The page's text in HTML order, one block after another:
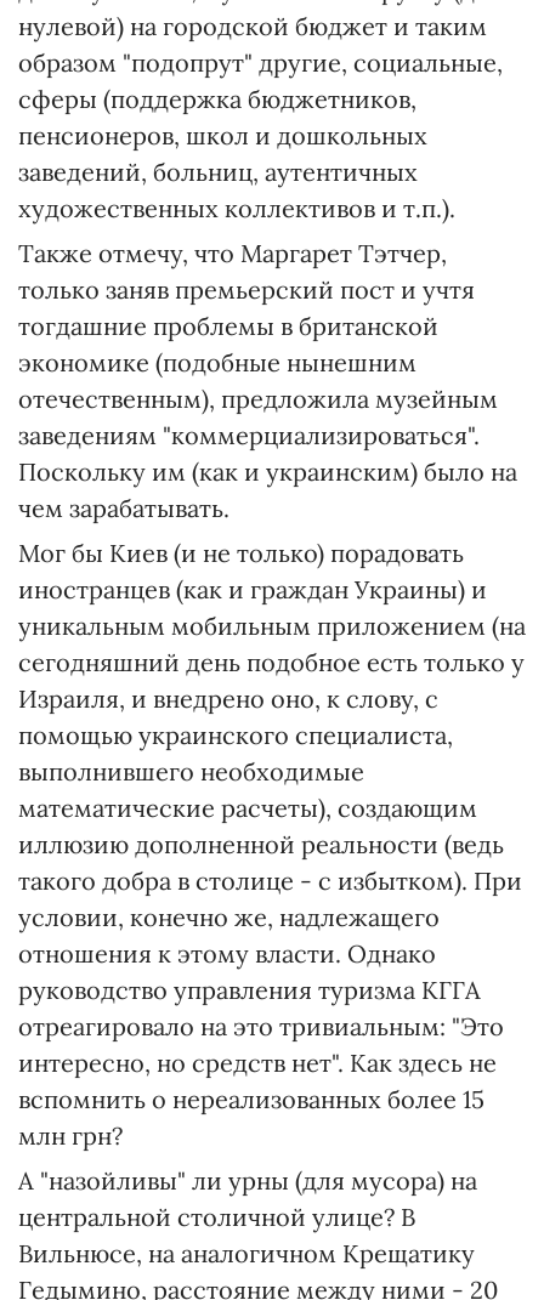
нулевой) на городской бюджет и таким
образом "подопрут" другие, социальные,
сферы (поддержка бюджетников,
пенсионеров, школ и дошкольных
заведений, больниц, аутентичных
художественных коллективов и т.п.).
Также отмечу, что Маргарет Тэтчер,
только заняв премьерский пост и учтя
тогдашние проблемы в британской
экономике (подобные нынешним
отечественным), предложила музейным
заведениям "коммерциализироваться".
Поскольку им (как и украинским) было на
чем зарабатывать.
Мог бы Киев (и не только) порадовать
иностранцев (как и граждан Украины) и
уникальным мобильным приложением (на
сегодняшний день подобное есть только у
Израиля, и внедрено оно, к слову, с
помощью украинского специалиста,
выполнившего необходимые
математические расчеты), создающим
иллюзию дополненной реальности (ведь
такого добра в столице - с избытком). При
условии, конечно же, надлежащего
отношения к этому власти. Однако
руководство управления туризма КГГА
отреагировало на это тривиальным: "Это
интересно, но средств нет". Как здесь не
вспомнить о нереализованных более 15
млн грн?
А "назойливы" ли урны (для мусора) на
центральной столичной улице? В
Вильнюсе, на аналогичном Крещатику
Гедымино, расстояние между ними - 20